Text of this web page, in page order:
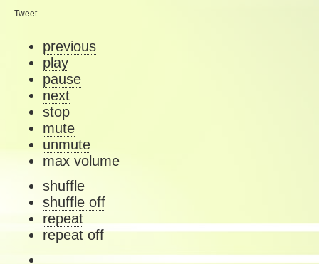
Tweet
previous
play
pause
next
stop
mute
unmute
max volume
shuffle
shuffle off
repeat
repeat off